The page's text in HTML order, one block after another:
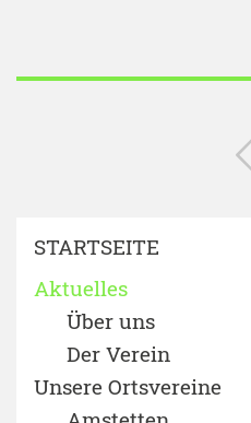
STARTSEITE
Aktuelles
Über uns
Der Verein
Unsere Ortsvereine